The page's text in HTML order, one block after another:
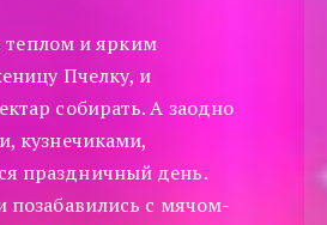
теплом и ярким
Пчелку, и
собирать. А заодно
кузнечиками,
праздничный день.
позабавились с мячом-